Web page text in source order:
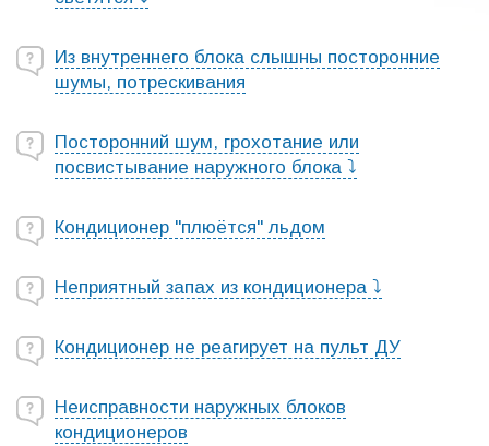
Из внутреннего блока слышны посторонние
шумы, потрескивания
Посторонний шум, грохотание или
посвистывание наружного блока ⤵
Кондиционер "плюётся" льдом
Неприятный запах из кондиционера ⤵
Кондиционер не реагирует на пульт ДУ
Неисправности наружных блоков
кондиционеров